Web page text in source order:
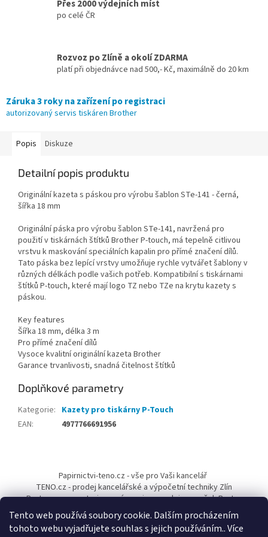
Tento web používá soubory cookie. Dalším procházením
tohoto webu vyjadřujete souhlas s jejich používáním.. Více
Přes 2000 výdejních míst
po celé ČR
Rozvoz po Zlíně a okolí ZDARMA
platí při objednávce nad 500,- Kč, maximálně do 20 km
Záruka 3 roky na zařízení po registraci
autorizovaný servis tiskáren Brother
Popis Diskuze
Detailní popis produktu
Originální kazeta s páskou pro výrobu šablon STe-141 - černá,
šířka 18 mm
Originální páska pro výrobu šablon STe-141, navržená pro
použití v tiskárnách štítků Brother P-touch, má tepelně citlivou
vrstvu k maskování speciálních kapalin pro přímé značení dílů.
Tato páska bez lepící vrstvy umožňuje rychle vytvářet šablony v
různých délkách podle vašich potřeb. Kompatibilní s tiskárnami
štítků P-touch, které mají logo TZ nebo TZe na krytu kazety s
páskou.
Key features
Šířka 18 mm, délka 3 m
Pro přímé značení dílů
Vysoce kvalitní originální kazeta Brother
Garance trvanlivosti, snadná čitelnost štítků
Doplňkové parametry
Kategorie: Kazety pro tiskárny P-Touch
EAN: 4977766691956
a
Papirnictvi-teno.cz - vše pro Vaši kancelář
TENO.cz - prodej kancelářské a výpočetní techniky Zlín
Pantum-cr.cz - autorizovaný servis a prodejce značek Pantum